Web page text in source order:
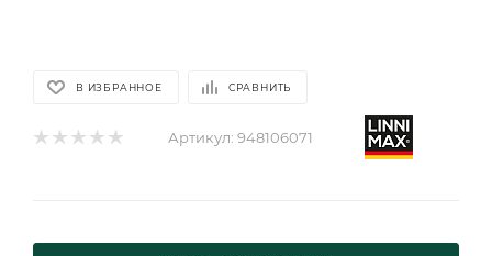
В ИЗБРАННОЕ СРАВНИТЬ
Артикул: 948106071